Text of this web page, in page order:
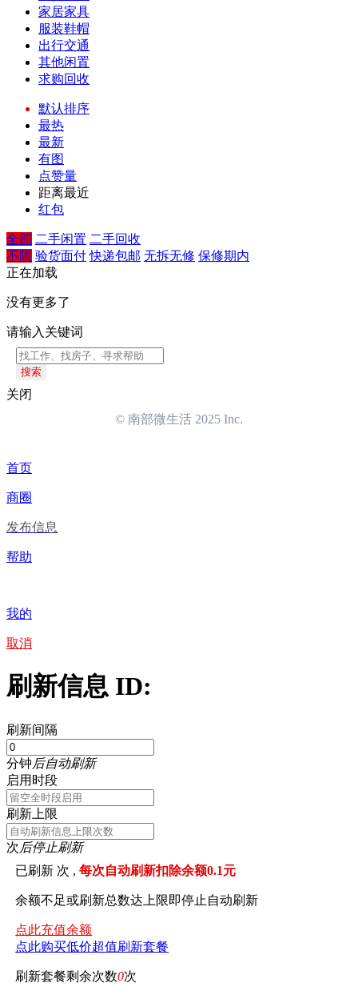
家居家具
服装鞋帽
出行交通
其他闲置
求购回收
默认排序
最热
最新
有图
点赞量
距离最近
红包
全部 二手闲置 二手回收
不限 验货面付 快递包邮 无拆无修 保修期内
正在加载
没有更多了
请输入关键词
搜索
关闭
© 南部微生活 2025 Inc.
首页
商圈
发布信息
帮助
我的
取消
刷新信息 ID:
刷新间隔
分钟后自动刷新
启用时段
刷新上限
次后停止刷新
已刷新 次 ,每次自动刷新扣除余额0.1元
余额不足或刷新总数达上限即停止自动刷新
点此充值余额
点此购买低价超值刷新套餐
刷新套餐剩余次数0次